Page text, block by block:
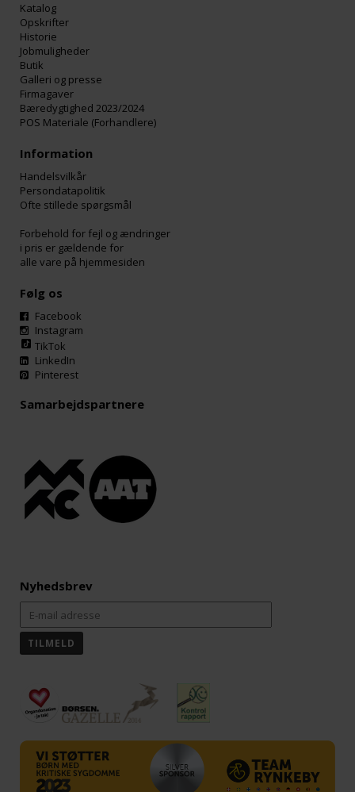
Katalog
Opskrifter
Historie
Jobmuligheder
Butik
Galleri og presse
Firmagaver
Bæredygtighed 2023/2024
POS Materiale (Forhandlere)
Information
Handelsvilkår
Persondatapolitik
Ofte stillede spørgsmål
Forbehold for fejl og ændringer
i pris er gældende for
alle vare på hjemmesiden
Følg os
Facebook
Instagram
TikTok
LinkedIn
Pinterest
Samarbejdspartnere
Nyhedsbrev